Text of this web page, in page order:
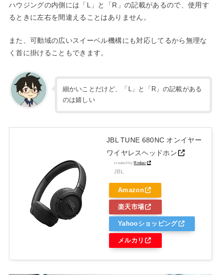
ハウジングの内側には「L」と「R」の記載があるので、使用す
るときに左右を間違えることはありません。
また、可動域の広いスイーベル機構にも対応してるから無理な
く首に掛けることもできます。
細かいことだけど、「L」と「R」の記載がある
のは嬉しい
JBL TUNE 680NC オンイヤー
ワイヤレスヘッドホン
created byRinker
JBL
Amazon
楽天市場
Yahooショッピング
メルカリ